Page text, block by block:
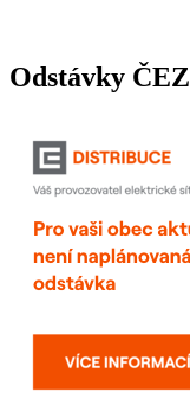
Odstávky ČEZ